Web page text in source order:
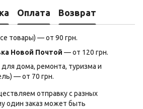
Оплата Возврат
товары) — от 90 грн.
Новой Почтой — от 120 грн.
дома, ремонта, туризма и
— от 70 грн.
отправку с разных
один заказ может быть